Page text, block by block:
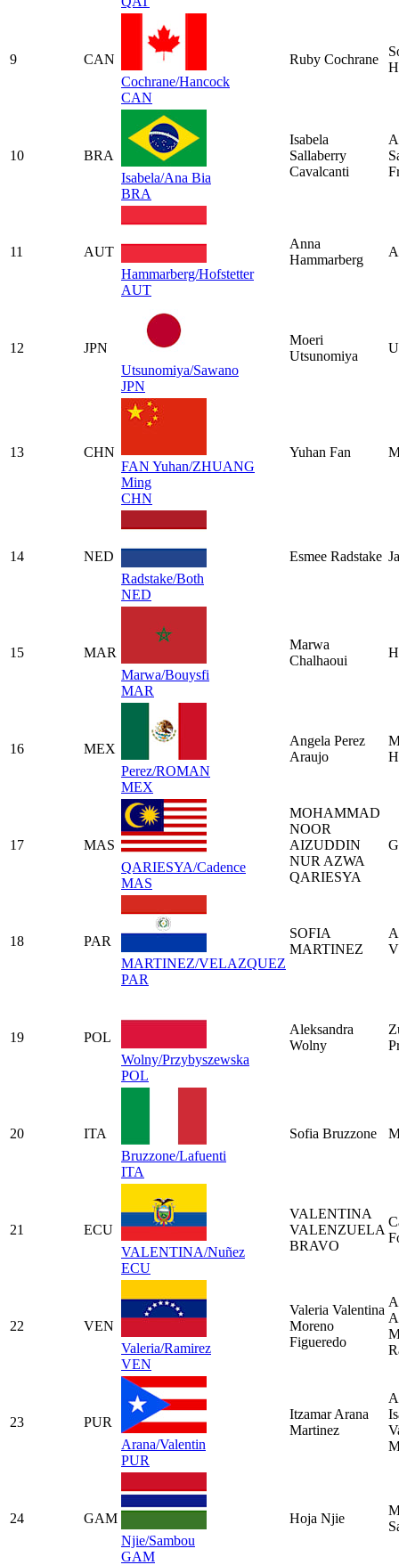
9
CAN
Cochrane/Hancock
CAN
Ruby Cochrane
10
BRA
Isabela/Ana Bia
BRA
Isabela
Sallaberry
Cavalcanti
11
AUT
Hammarberg/Hofstetter
AUT
Anna
Hammarberg
12
JPN
Utsunomiya/Sawano
JPN
Moeri
Utsunomiya
13
CHN
FAN Yuhan/ZHUANG
Ming
CHN
Yuhan Fan
14
NED
Radstake/Both
NED
Esmee Radstake
15
MAR
Marwa/Bouysfi
MAR
Marwa
Chalhaoui
16
MEX
Perez/ROMAN
MEX
Angela Perez
Araujo
17
MAS
QARIESYA/Cadence
MAS
MOHAMMAD
NOOR
AIZUDDIN
NUR AZWA
QARIESYA
18
PAR
MARTINEZ/VELAZQUEZ
PAR
SOFIA
MARTINEZ
19
POL
Wolny/Przybyszewska
POL
Aleksandra
Wolny
20
ITA
Bruzzone/Lafuenti
ITA
Sofia Bruzzone
21
ECU
VALENTINA/Nuñez
ECU
VALENTINA
VALENZUELA
BRAVO
22
VEN
Valeria/Ramirez
VEN
Valeria Valentina
Moreno
Figueredo
23
PUR
Arana/Valentin
PUR
Itzamar Arana
Martinez
24
GAM
Njie/Sambou
GAM
Hoja Njie